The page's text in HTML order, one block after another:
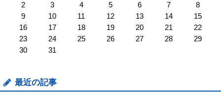
2
3 4 5 6 7
8
9
10 11 12 13 14
15
16
17 18 19 20 21
22
23
24 25 26 27 28
29
30
31
最近の記事